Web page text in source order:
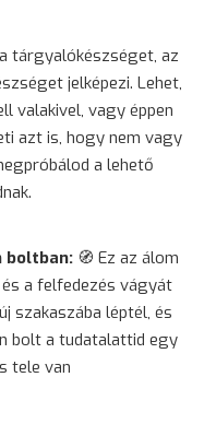
tárgyalókészséget, az
jelképezi. Lehet,
valakivel, vagy éppen
azt is, hogy nem vagy
a lehető
boltban: 🧭 Ez az álom
a felfedezés vágyát
szakaszába léptél, és
bolt a tudatalattid egy
tele van